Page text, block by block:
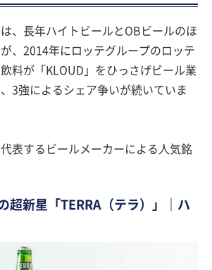
、長年ハイトビールとOBビールのほ
、2014年にロッテグループのロッテ
料が「KLOUD」をひっさげビール業
3強によるシェア争いが続いていま
表するビールメーカーによる人気銘
超新星「TERRA（テラ）」｜ハ